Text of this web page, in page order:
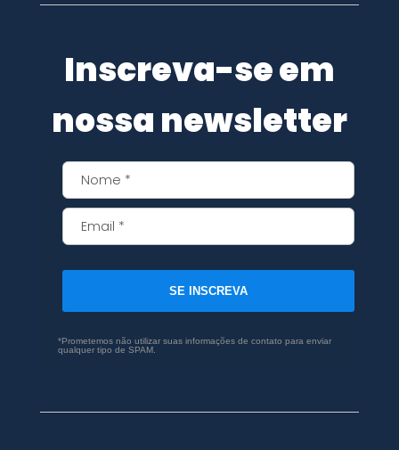
Inscreva-se em
nossa newsletter
SE INSCREVA
*Prometemos não utilizar suas informações de contato para enviar
qualquer tipo de SPAM.